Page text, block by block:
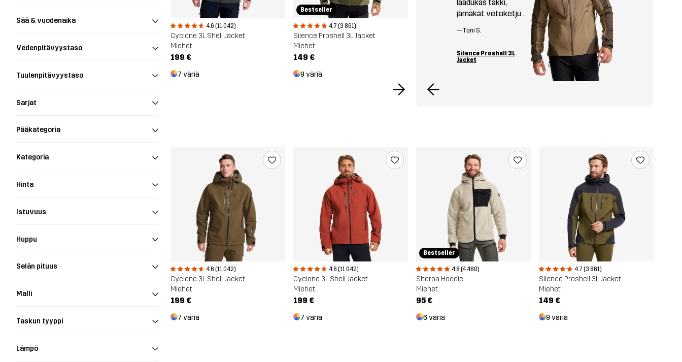
Sää & vuodenaika
Vedenpitävyystaso
Tuulenpitävyystaso
Sarjat
Pääkategoria
Kategoria
Hinta
Istuvuus
Huppu
Selän pituus
Malli
Taskun tyyppi
Lämpö
4.6 (11 042)
Cyclone 3L Shell Jacket
Miehet
199 €
7 väriä
Bestseller
4.7 (3 861)
Silence Proshell 3L Jacket
Miehet
149 €
9 väriä
laadukas takki,
jämäkät vetoketjut
— Toni S.
Silence Proshell 3L
Jacket
4.6 (11 042)
Cyclone 3L Shell Jacket
Miehet
199 €
7 väriä
4.6 (11 042)
Cyclone 3L Shell Jacket
Miehet
199 €
7 väriä
Bestseller
4.8 (4 480)
Sherpa Hoodie
Miehet
95 €
6 väriä
4.7 (3 861)
Silence Proshell 3L Jacket
Miehet
149 €
9 väriä